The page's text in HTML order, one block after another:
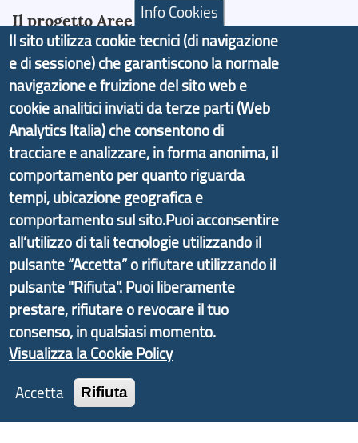
Il progetto Aree Interne
Il portale di marketing territoriale e sviluppo locale
di Genova Città Metropolitana si è sviluppato a
partire dal progetto nazionale Aree Interne
promosso dal Dipartimento per lo Sviluppo
Economico e finalizzato al rilancio socio-economico
delle valli dell’entroterra. In particolare fornisce
informazioni ed aggiornamenti sullaStrategia
d'Area Antola-Tigullio, in collaborazione con Regione
Liguria ed ANCI Liguria.
Copyright © 2017 Città metropolitana di Genova |
CF: 80007350103
Info Cookies
Il sito utilizza cookie tecnici (di navigazione
e di sessione) che garantiscono la normale
navigazione e fruizione del sito web e
cookie analitici inviati da terze parti (Web
Analytics Italia) che consentono di
tracciare e analizzare, in forma anonima, il
comportamento per quanto riguarda
tempi, ubicazione geografica e
comportamento sul sito.Puoi acconsentire
all’utilizzo di tali tecnologie utilizzando il
pulsante “Accetta” o rifiutare utilizzando il
pulsante "Rifiuta". Puoi liberamente
prestare, rifiutare o revocare il tuo
consenso, in qualsiasi momento.
Visualizza la Cookie Policy
Accetta
Rifiuta